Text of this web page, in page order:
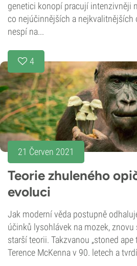
genetici konopí pracují intenzivněji
co nejúčinnějších a nejkvalitnějších
nespí na...
4
21 Červen 2021
Teorie zhuleného
evoluci
Jak moderní věda postupně
účinků lysohlávek na mozek, znovu
starší teorii. Takzvanou „stoned ape
Terence McKenna v 90. letech a